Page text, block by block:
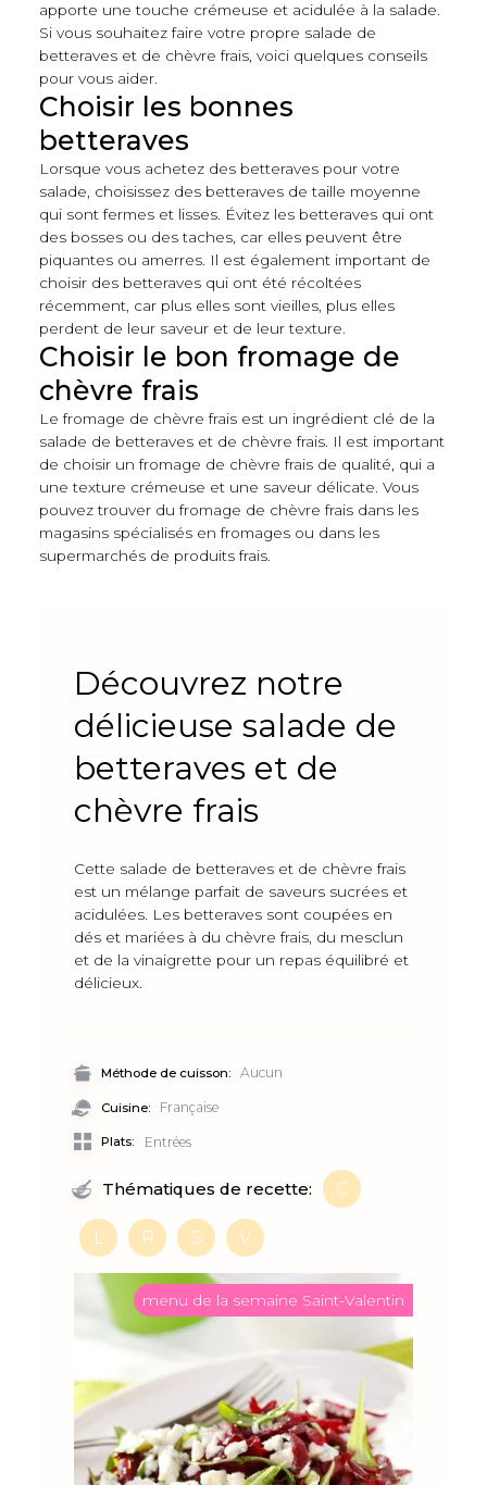
apporte une touche crémeuse et acidulée à la salade.
Si vous souhaitez faire votre propre salade de
betteraves et de chèvre frais, voici quelques conseils
pour vous aider.
Choisir les bonnes
betteraves
Lorsque vous achetez des betteraves pour votre
salade, choisissez des betteraves de taille moyenne
qui sont fermes et lisses. Évitez les betteraves qui ont
des bosses ou des taches, car elles peuvent être
piquantes ou amerres. Il est également important de
choisir des betteraves qui ont été récoltées
récemment, car plus elles sont vieilles, plus elles
perdent de leur saveur et de leur texture.
Choisir le bon fromage de
chèvre frais
Le fromage de chèvre frais est un ingrédient clé de la
salade de betteraves et de chèvre frais. Il est important
de choisir un fromage de chèvre frais de qualité, qui a
une texture crémeuse et une saveur délicate. Vous
pouvez trouver du fromage de chèvre frais dans les
magasins spécialisés en fromages ou dans les
supermarchés de produits frais.
Découvrez notre
délicieuse salade de
betteraves et de
chèvre frais
Cette salade de betteraves et de chèvre frais
est un mélange parfait de saveurs sucrées et
acidulées. Les betteraves sont coupées en
dés et mariées à du chèvre frais, du mesclun
et de la vinaigrette pour un repas équilibré et
délicieux.
Méthode de cuisson: Aucun
Cuisine: Française
Plats: Entrées
Thématiques de recette: C
L R S V
menu de la semaine Saint-Valentin